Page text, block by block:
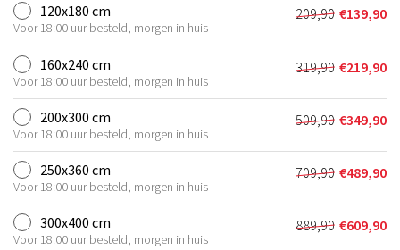
120x180 cm
Voor 18:00 uur besteld, morgen in huis
209,90
prijs
was:
€209,90.
€139,90
Huidige
prijs
is:
€139,90.
160x240 cm
Voor 18:00 uur besteld, morgen in huis
319,90
prijs
was:
€319,90.
€219,90
Huidige
prijs
is:
€219,90.
200x300 cm
Voor 18:00 uur besteld, morgen in huis
509,90
prijs
was:
€509,90.
€349,90
Huidige
prijs
is:
€349,90.
250x360 cm
Voor 18:00 uur besteld, morgen in huis
709,90
prijs
was:
€709,90.
€489,90
Huidige
prijs
is:
€489,90.
300x400 cm
Voor 18:00 uur besteld, morgen in huis
889,90 €609,90
Huidige